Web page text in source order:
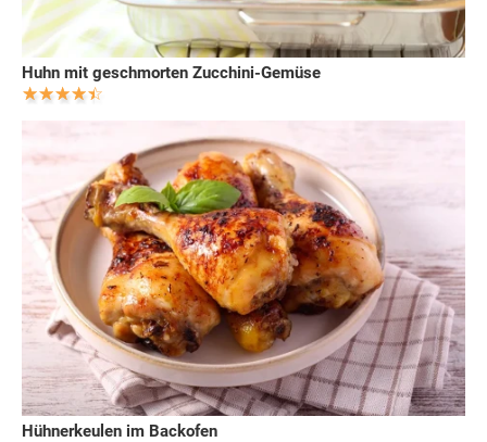
Huhn mit geschmorten Zucchini-Gemüse
Hühnerkeulen im Backofen